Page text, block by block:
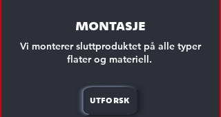
montasje
Vi monterer sluttproduktet på alle typer
flater og materiell.
utforsk